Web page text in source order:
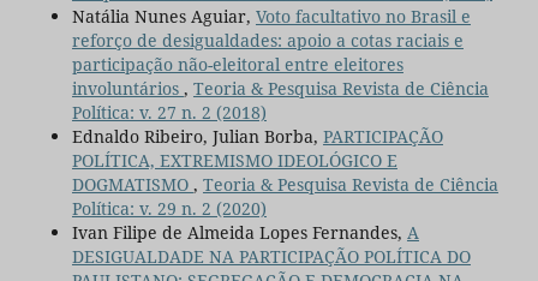
Natália Nunes Aguiar, Voto facultativo no Brasil e
reforço de desigualdades: apoio a cotas raciais e
participação não-eleitoral entre eleitores
involuntários , Teoria & Pesquisa Revista de Ciência
Política: v. 27 n. 2 (2018)
Ednaldo Ribeiro, Julian Borba, PARTICIPAÇÃO
POLÍTICA, EXTREMISMO IDEOLÓGICO E
DOGMATISMO , Teoria & Pesquisa Revista de Ciência
Política: v. 29 n. 2 (2020)
Ivan Filipe de Almeida Lopes Fernandes, A
DESIGUALDADE NA PARTICIPAÇÃO POLÍTICA DO